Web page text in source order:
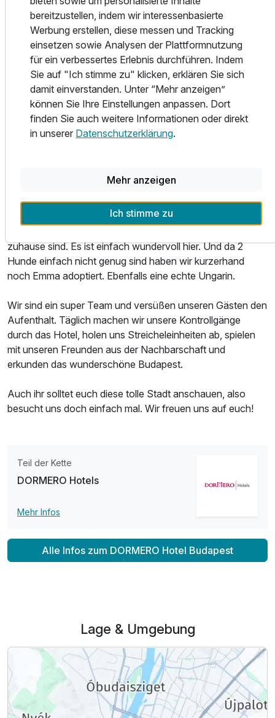
Fitness
Gönnen Sie sich Ruhe, sammeln Sie Kraft, genießen Sie
ein ausgewogenes Frühstück und starten Sie den Tag mit
einem guten Workout. Der Fitnessbereich ist für
sportbegeisterte Gäste perfekt ausgestattet.
Tierstory
Hallöchen!
erfahren haben das wir nach Budapest ziehen waren wir
sehr aufgeregt denn eigentlich sind wir gebürtige
Ungarinnen. Als wir das erste Mal unsere Pfoten auf den
zuhause sind. Es ist einfach wundervoll hier. Und da 2
Hunde einfach nicht genug sind haben wir kurzerhand
noch Emma adoptiert. Ebenfalls eine echte Ungarin.
Wir sind ein super Team und versüßen unseren Gästen den
Aufenthalt. Täglich machen wir unsere Kontrollgänge
durch das Hotel, holen uns Streicheleinheiten ab, spielen
mit unseren Freunden aus der Nachbarschaft und
erkunden das wunderschöne Budapest.
Auch ihr solltet euch diese tolle Stadt anschauen, also
besucht uns doch einfach mal. Wir freuen uns auf euch!
Teil der Kette
DORMERO Hotels
Mehr Infos
Alle Infos zum DORMERO Hotel Budapest
Lage & Umgebung
bereitzustellen, indem wir interessenbasierte
Werbung erstellen, diese messen und Tracking
einsetzen sowie Analysen der Plattformnutzung
für ein verbessertes Erlebnis durchführen. Indem
Sie auf "Ich stimme zu" klicken, erklären Sie sich
damit einverstanden. Unter “Mehr anzeigen”
können Sie Ihre Einstellungen anpassen. Dort
finden Sie auch weitere Informationen oder direkt
in unserer Datenschutzerklärung.
Mehr anzeigen
Ich stimme zu